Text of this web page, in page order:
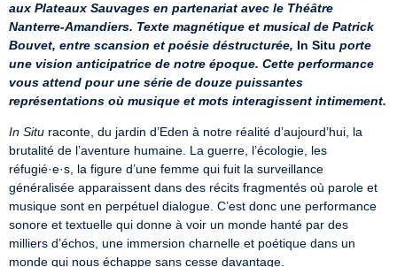
aux Plateaux Sauvages en partenariat avec le Théâtre
Nanterre-Amandiers. Texte magnétique et musical de Patrick
Bouvet, entre scansion et poésie déstructurée, In Situ porte
une vision anticipatrice de notre époque. Cette performance
vous attend pour une série de douze puissantes
représentations où musique et mots interagissent intimement.
In Situ raconte, du jardin d’Eden à notre réalité d’aujourd’hui, la
brutalité de l’aventure humaine. La guerre, l’écologie, les
réfugié·e·s, la figure d’une femme qui fuit la surveillance
généralisée apparaissent dans des récits fragmentés où parole et
musique sont en perpétuel dialogue. C’est donc une performance
sonore et textuelle qui donne à voir un monde hanté par des
milliers d’échos, une immersion charnelle et poétique dans un
monde qui nous échappe sans cesse davantage.